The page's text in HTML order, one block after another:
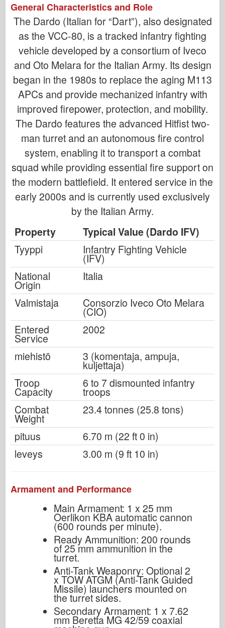
General Characteristics and Role
The Dardo (Italian for “Dart”), also designated
as the VCC-80, is a tracked infantry fighting
vehicle developed by a consortium of Iveco
and Oto Melara for the Italian Army. Its design
began in the 1980s to replace the aging M113
APCs and provide mechanized infantry with
improved firepower, protection, and mobility.
The Dardo features the advanced Hitfist two-
man turret and an autonomous fire control
system, enabling it to transport a combat
squad while providing essential fire support on
the modern battlefield. It entered service in the
early 2000s and is currently used exclusively
by the Italian Army.
Property
Typical Value (Dardo IFV)
Tyyppi
Infantry Fighting Vehicle
(IFV)
National
Origin
Italia
Valmistaja
Consorzio Iveco Oto Melara
(CIO)
Entered
Service
2002
miehistö
3 (komentaja, ampuja,
kuljettaja)
Troop
Capacity
6 to 7 dismounted infantry
troops
Combat
Weight
23.4 tonnes (25.8 tons)
pituus
6.70 m (22 ft 0 in)
leveys
3.00 m (9 ft 10 in)
Armament and Performance
Main Armament: 1 x 25 mm
Oerlikon KBA automatic cannon
(600 rounds per minute).
Ready Ammunition: 200 rounds
of 25 mm ammunition in the
turret.
Anti-Tank Weaponry: Optional 2
x TOW ATGM (Anti-Tank Guided
Missile) launchers mounted on
the turret sides.
Secondary Armament: 1 x 7.62
mm Beretta MG 42/59 coaxial